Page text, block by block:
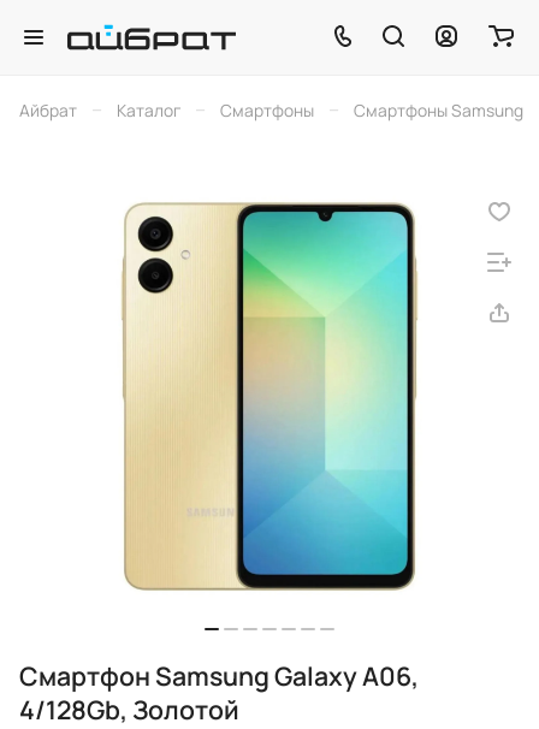
Айбрат – Каталог – Смартфоны – Смартфоны Samsung
Смартфон Samsung Galaxy A06,
4/128Gb, Золотой